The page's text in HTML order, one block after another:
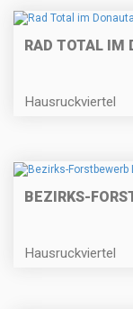
RAD TOTAL IM
Hausruckviertel
BEZIRKS-
Hausruckviertel